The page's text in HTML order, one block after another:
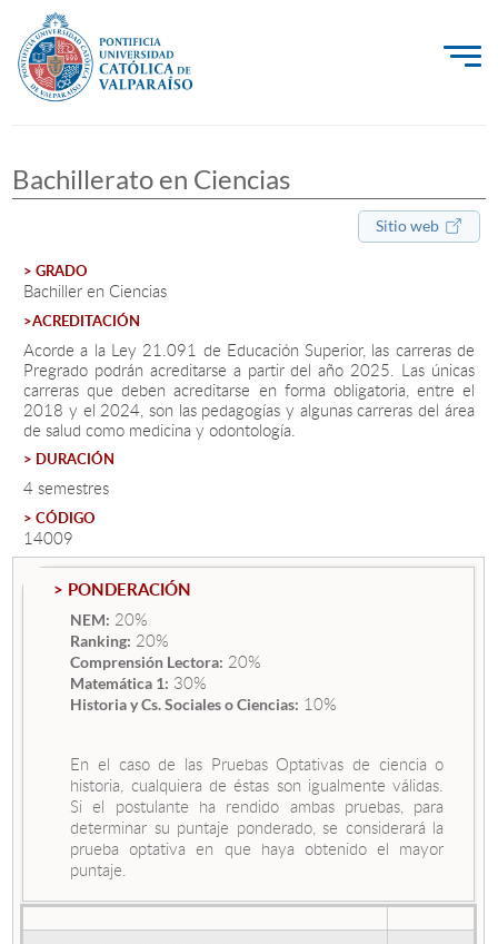
Investigación, Creación e Innovación
Vinculación con el Medio
Admisión
Pregrado
Postgrado
Formación Continua
Estudiantes
Académicos
Funcionarios
Alumni
English
Bachillerato en Ciencias
Sitio web
> GRADO
Bachiller en Ciencias
>ACREDITACIÓN
Acorde a la Ley 21.091 de Educación Superior, las carreras de
Pregrado podrán acreditarse a partir del año 2025. Las únicas
carreras que deben acreditarse en forma obligatoria, entre el
2018 y el 2024, son las pedagogías y algunas carreras del área
de salud como medicina y odontología.
> DURACIÓN
4 semestres
> CÓDIGO
14009
> PONDERACIÓN
NEM: 20%
Ranking: 20%
Comprensión Lectora: 20%
Matemática 1: 30%
Historia y Cs. Sociales o Ciencias: 10%
En el caso de las Pruebas Optativas de ciencia o
historia, cualquiera de éstas son igualmente válidas.
Si el postulante ha rendido ambas pruebas, para
determinar su puntaje ponderado, se considerará la
prueba optativa en que haya obtenido el mayor
puntaje.